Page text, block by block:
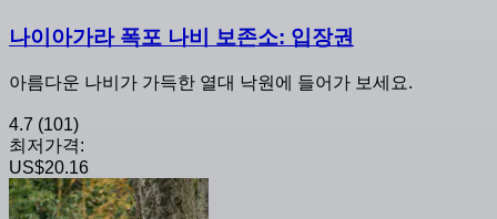
나이아가라 폭포 나비 보존소: 입장권
아름다운 나비가 가득한 열대 낙원에 들어가 보세요.
4.7 (101)
최저가격:
US$20.16